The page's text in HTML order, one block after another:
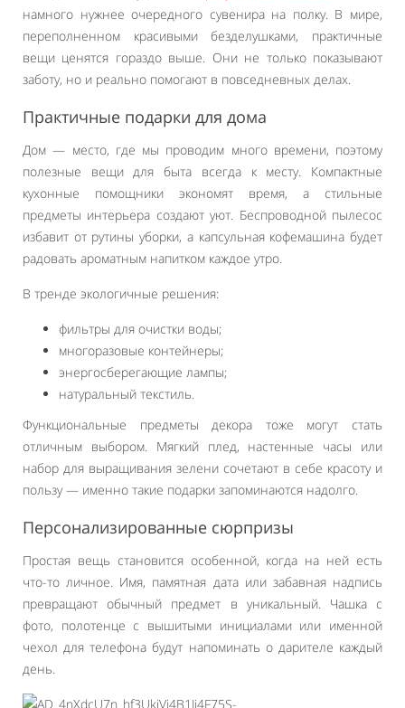
намного нужнее очередного сувенира на полку. В мире,
переполненном красивыми безделушками, практичные
вещи ценятся гораздо выше. Они не только показывают
заботу, но и реально помогают в повседневных делах.
Практичные подарки для дома
Дом — место, где мы проводим много времени, поэтому
полезные вещи для быта всегда к месту. Компактные
кухонные помощники экономят время, а стильные
предметы интерьера создают уют. Беспроводной пылесос
избавит от рутины уборки, а капсульная кофемашина будет
радовать ароматным напитком каждое утро.
В тренде экологичные решения:
фильтры для очистки воды;
многоразовые контейнеры;
энергосберегающие лампы;
натуральный текстиль.
Функциональные предметы декора тоже могут стать
отличным выбором. Мягкий плед, настенные часы или
набор для выращивания зелени сочетают в себе красоту и
пользу — именно такие подарки запоминаются надолго.
Персонализированные сюрпризы
Простая вещь становится особенной, когда на ней есть
что-то личное. Имя, памятная дата или забавная надпись
превращают обычный предмет в уникальный. Чашка с
фото, полотенце с вышитыми инициалами или именной
чехол для телефона будут напоминать о дарителе каждый
день.